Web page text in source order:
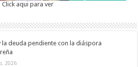
Click aqui para ver
la deuda pendiente con la diáspora
2026